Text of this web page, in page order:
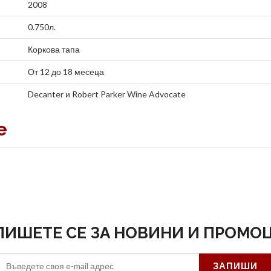
2008
0.750л.
Коркова тапа
От 12 до 18 месеца
Decanter и Robert Parker Wine Advocate
СЕ ЗА НОВИНИ И